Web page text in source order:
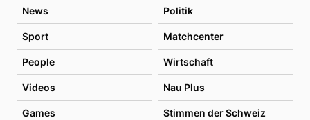
News Politik
Sport Matchcenter
People Wirtschaft
Videos Nau Plus
Games Stimmen der Schweiz